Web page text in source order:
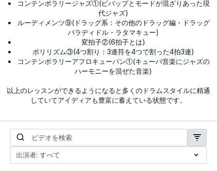
コンテンポラリージャズ①(ビバップとモードが混ざりあった現
代ジャズ)
ルーディメンツ⑨(ドラッグ系：その他のドラッグ編・ドラッグ
パラディドル・ラタマキュー)
変拍子②(6拍子とは)
ポリリズム③(4つ割り：3連符を4つで割った4拍3連)
コンテンポラリーアフロキューバン①(キューバ音楽にジャズの
ハーモニーを混ぜた音楽)
以上のレッスンができるようになると多くのドラムスタイルに精通
していてアイディアも豊富に蓄えている状態です。